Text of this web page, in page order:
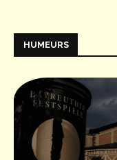
HUMEURS